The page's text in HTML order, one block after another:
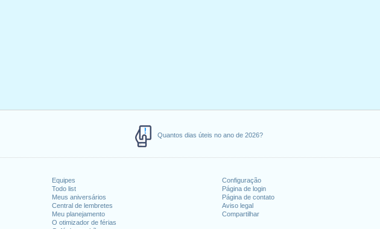
Quantos dias úteis no ano de 2026?
Equipes
Todo list
Meus aniversários
Central de lembretes
Meu planejamento
O otimizador de férias
Configuração
Página de login
Página de contato
Aviso legal
Compartilhar